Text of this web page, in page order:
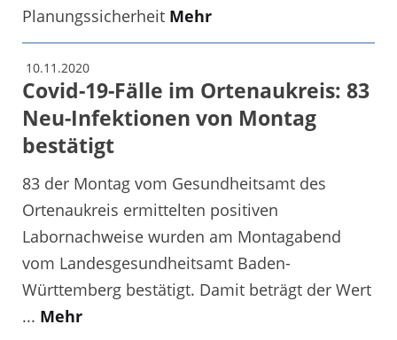
Planungssicherheit Mehr
10.11.2020
Covid-19-Fälle im Ortenaukreis: 83
Neu-Infektionen von Montag
bestätigt
83 der Montag vom Gesundheitsamt des
Ortenaukreis ermittelten positiven
Labornachweise wurden am Montagabend
vom Landesgesundheitsamt Baden-
Württemberg bestätigt. Damit beträgt der Wert
... Mehr